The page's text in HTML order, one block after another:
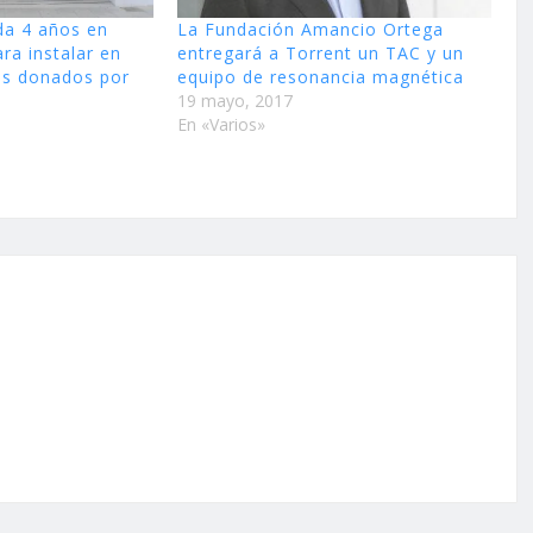
4 años en
instalar en
donados por
La Fundación Amancio Ortega
entregará a Torrent un TAC y un
equipo de resonancia magnética
19 mayo, 2017
En «Varios»